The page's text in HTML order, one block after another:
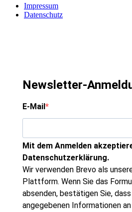
Impressum
Datenschutz
Newsletter-
E-Mail
Mit dem Anmelden
Datenschutzerklärung.
Wir verwenden Brevo als
Plattform. Wenn Sie das
absenden, bestätigen Sie,
angegebenen Informationen